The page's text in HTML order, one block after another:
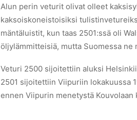
Alun perin veturit olivat olleet
kaksoiskoneistoisiksi
mäntäluistit, kun taas 2501:ssä oli
öljylämmitteisiä, mutta Suomessa
Veturi 2500 sijoitettiin aluksi
2501 sijoitettiin Viipuriin lokakuussa
ennen Viipurin menetystä